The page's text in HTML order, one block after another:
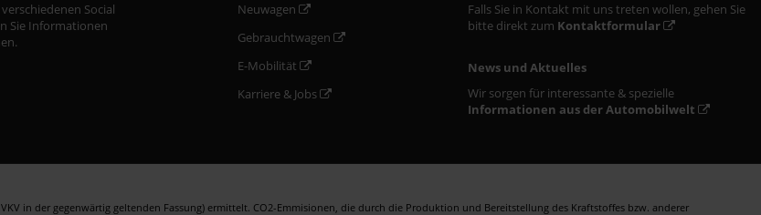
Social
Sie Informationen
Neuwagen
Gebrauchtwagen
E-Mobilität
Karriere & Jobs
Falls Sie in Kontakt mit uns treten wollen, gehen Sie
bitte direkt zum Kontaktformular
News und Aktuelles
Wir sorgen für interessante & spezielle
Informationen aus der Automobilwelt
in der gegenwärtig geltenden Fassung) ermittelt. CO2-Emmisionen, die durch die Produktion und Bereitstellung des Kraftstoffes bzw. anderer